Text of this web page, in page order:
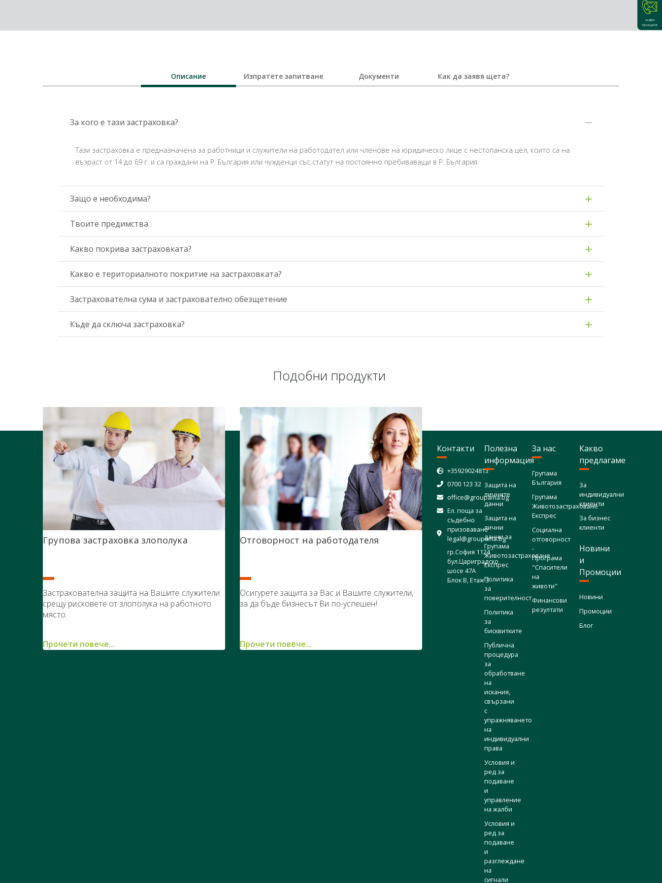
Описание Изпратете запитване Документи Как да заявя щета?
За кого е тази застраховка?
Тази застраховка е предназначена за работници и служители на работодател или членове на юридическо лице с нестопанска цел, които са на
възраст от 14 до 69 г. и са граждани на Р. България или чужденци със статут на постоянно пребиваващи в Р. България.
Защо е необходима?
Твоите предимства
Какво покрива застраховката?
Какво е териториалното покритие на застраховката?
Застрахователна сума и застрахователно обезщетение
Къде да сключа застраховка?
Подобни продукти
Групова застраховка злополука
Застрахователна защита на Вашите служители
срещу рисковете от злополука на работното
място.
Прочети повече...
Отговорност на работодателя
Осигурете защита за Вас и Вашите служители,
за да бъде бизнесът Ви по-успешен!
Прочети повече...
ЗАЯВИ
ОБАЖДАНЕ
Контакти
+35929024813
0700 123 32
office@groupama.bg
Ел. поща за
съдебно
призоваване
legal@groupama.bg
гр.София 1124
бул.Цариградско
шосе 47А
Блок В, Етаж 3
Полезна
информация
Защита на
личните
данни
Защита на
лични
данни за
Групама
Животозастраховане
Експрес
Политика
за
поверителност
Политика
за
бисквитките
Публична
процедура
за
обработване
на
искания,
свързани
с
упражняването
на
индивидуални
права
Условия и
ред за
подаване
и
управление
на жалби
Условия и
ред за
подаване
и
разглеждане
на
сигнали
За нас
Групама
България
Групама
Животозастраховане
Експрес
Социална
отговорност
-
Програма
"Спасители
на
животи"
Финансови
резултати
Какво
предлагаме
За
индивидуални
клиенти
За бизнес
клиенти
Новини
и
Промоции
Новини
Промоции
Блог